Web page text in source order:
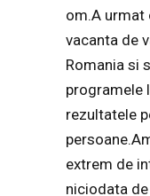
om.A urmat
vacanta de
Romania si
programele
rezultatele
extrem de
niciodata